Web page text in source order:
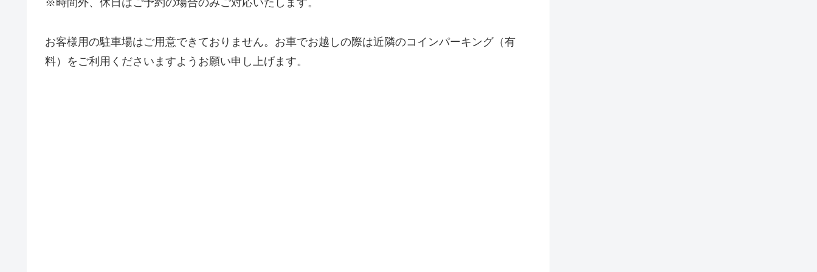
※時間外、休日はご予約の場合のみご対応いたします。
お客様用の駐車場はご用意できておりません。お車でお越しの際は近隣のコインパーキング（有
料）をご利用くださいますようお願い申し上げます。